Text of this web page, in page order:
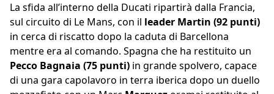
La sfida all’interno della Ducati ripartirà dalla Francia,
sul circuito di Le Mans, con il leader Martin (92 punti)
in cerca di riscatto dopo la caduta di Barcellona
mentre era al comando. Spagna che ha restituito un
Pecco Bagnaia (75 punti) in grande spolvero, capace
di una gara capolavoro in terra iberica dopo un duello